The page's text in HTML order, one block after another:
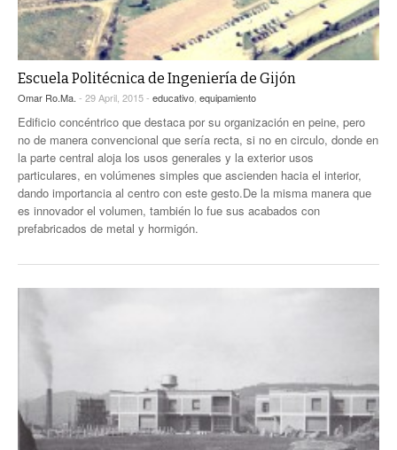
Escuela Politécnica de Ingeniería de Gijón
Omar Ro.Ma. - 29 April, 2015 - educativo, equipamiento
Edificio concéntrico que destaca por su organización en peine, pero
no de manera convencional que sería recta, si no en circulo, donde en
la parte central aloja los usos generales y la exterior usos
particulares, en volúmenes simples que ascienden hacia el interior,
dando importancia al centro con este gesto.De la misma manera que
es innovador el volumen, también lo fue sus acabados con
prefabricados de metal y hormigón.